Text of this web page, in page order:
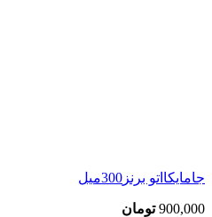
جامایکااتو برنز300میل
900,000 تومان